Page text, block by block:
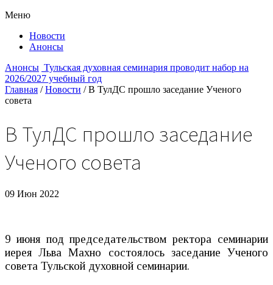
Меню
Новости
Анонсы
Анонсы Тульская духовная семинария проводит набор на
2026/2027 учебный год
Главная / Новости / В ТулДС прошло заседание Ученого
совета
В ТулДС прошло заседание
Ученого совета
09 Июн 2022
9 июня под председательством ректора семинарии
иерея Льва Махно состоялось заседание Ученого
совета Тульской духовной семинарии.